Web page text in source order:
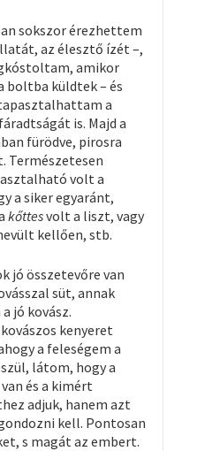
sokszor érezhettem
az élesztő ízét –,
amikor
boltba küldtek – és
a
is. Majd a
fürödve, pirosra
Természetesen
volt a
a siker egyaránt,
kőttesvolt a liszt, vagy
kellően, stb.
jó összetevőre van
süt, annak
jó kovász.
kenyeret
a feleségem a
látom, hogy a
és a kimért
adjuk, hanem azt
kell. Pontosan
s magát az embert.